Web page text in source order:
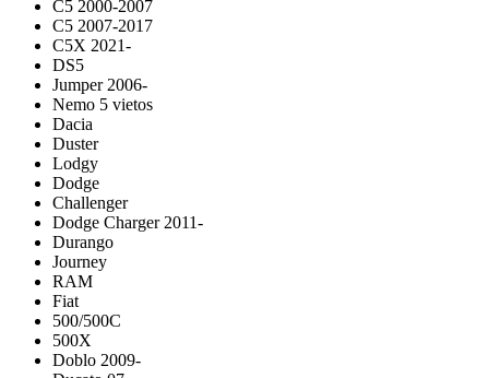
C5 2000-2007
C5 2007-2017
C5X 2021-
DS5
Jumper 2006-
Nemo 5 vietos
Dacia
Duster
Lodgy
Dodge
Challenger
Dodge Charger 2011-
Durango
Journey
RAM
Fiat
500/500C
500X
Doblo 2009-